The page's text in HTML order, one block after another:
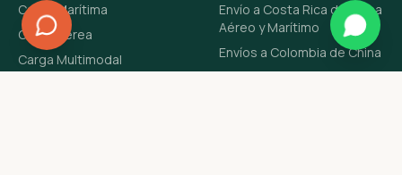
Carga Marítima
Carga Aérea
Carga Multimodal
Envío a Costa Rica de China
Aéreo y Marítimo
Envíos a Colombia de China